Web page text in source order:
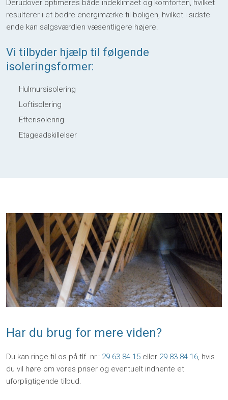
Derudover optimeres både indeklimaet og komforten, hvilket
resulterer i et bedre energimærke til boligen, hvilket i sidste
ende kan salgsværdien væsentligere højere.​
Vi tilbyder hjælp til følgende
isoleringsformer:
​Hulmursisolering
Loftisolering
Efterisolering
Etageadskillelser
Har du brug for mere viden?
Du kan ringe til os på tlf. nr.: 29 63 84 15eller 29 83 84 16, hvis
du vil høre om vores priser og eventuelt indhente et
uforpligtigende tilbud.